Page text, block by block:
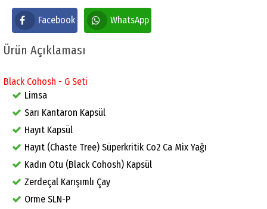
Facebook WhatsApp
Ürün Açıklaması
Black Cohosh - G Seti
Limsa
Sarı Kantaron Kapsül
Hayıt Kapsül
Hayıt (Chaste Tree) Süperkritik Co2 Ca Mix Yağı
Kadın Otu (Black Cohosh) Kapsül
Zerdeçal Karışımlı Çay
Orme SLN-P